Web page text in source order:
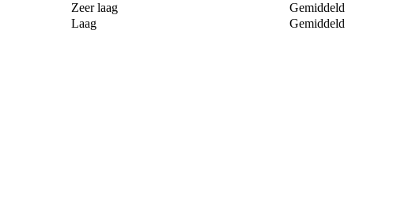
Zeer laag
Gemiddeld
Laag Gemiddeld